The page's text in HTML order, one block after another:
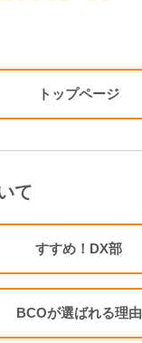
トップページ
て
すすめ！DX部
BCOが選ばれる理由